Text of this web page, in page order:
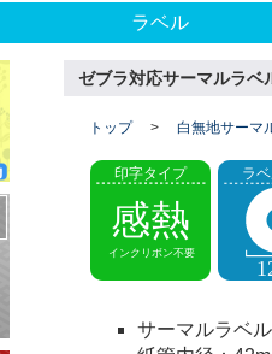
ラベル
ゼブラ対応サーマルラ